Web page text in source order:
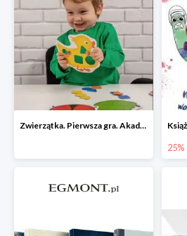
Zwierzątka. Pierwsza gra. Akademia Mądrego Dziecka
25%